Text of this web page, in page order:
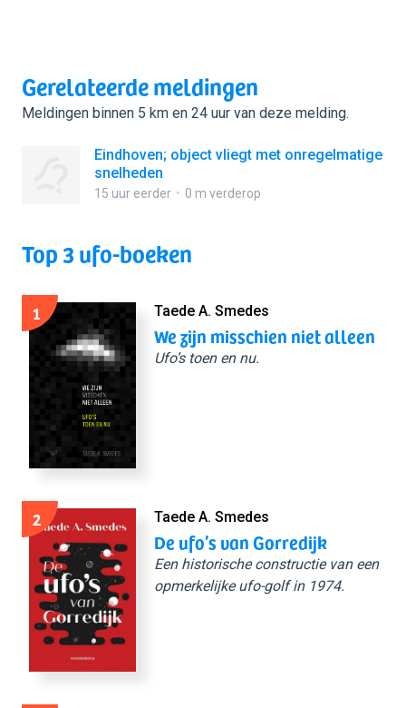
Gerelateerde meldingen
Meldingen binnen 5 km en 24 uur van deze melding.
Eindhoven; object vliegt met onregelmatige
snelheden
15 uur eerder 0 m verderop
Top 3 ufo-boeken
1 Taede A. Smedes
We zijn misschien niet alleen
Ufo’s toen en nu.
2 Taede A. Smedes
De ufo’s van Gorredijk
Een historische constructie van een
opmerkelijke ufo-golf in 1974.